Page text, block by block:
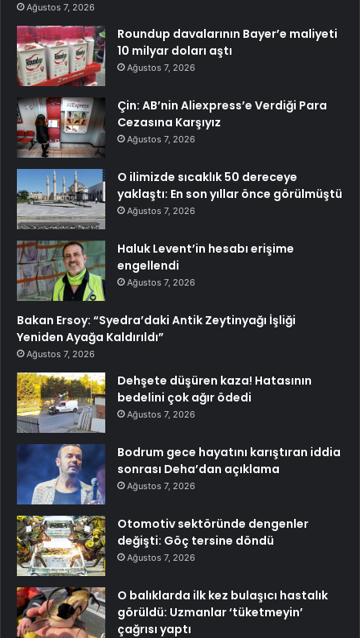
Ağustos 7, 2026
Roundup davalarının Bayer’e maliyeti
10 milyar doları aştı
Ağustos 7, 2026
Çin: AB’nin Aliexpress’e Verdiği Para
Cezasına Karşıyız
Ağustos 7, 2026
O ilimizde sıcaklık 50 dereceye
yaklaştı: En son yıllar önce görülmüştü
Ağustos 7, 2026
Haluk Levent’in hesabı erişime
engellendi
Ağustos 7, 2026
Bakan Ersoy: “Syedra’daki Antik Zeytinyağı İşliği
Yeniden Ayağa Kaldırıldı”
Ağustos 7, 2026
Dehşete düşüren kaza! Hatasının
bedelini çok ağır ödedi
Ağustos 7, 2026
Bodrum gece hayatını karıştıran iddia
sonrası Deha’dan açıklama
Ağustos 7, 2026
Otomotiv sektöründe dengenler
değişti: Göç tersine döndü
Ağustos 7, 2026
O balıklarda ilk kez bulaşıcı hastalık
görüldü: Uzmanlar ‘tüketmeyin’
çağrısı yaptı